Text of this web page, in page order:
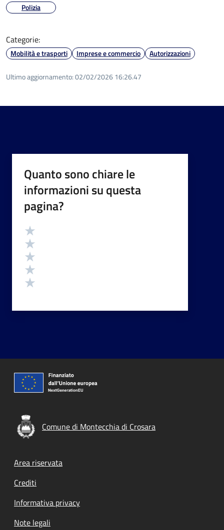
Polizia
Categorie:
Mobilità e trasporti Imprese e commercio Autorizzazioni
Ultimo aggiornamento:02/02/2026 16:26.47
Quanto sono chiare le
informazioni su questa
pagina?
Valutazione
Comune di Montecchia di Crosara
Footer menu
Area riservata
Crediti
Informativa privacy
Note legali